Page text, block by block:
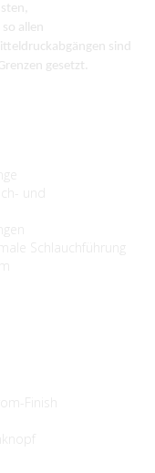
allen
sind
gesetzt.
und
Schlauchführung
Finish